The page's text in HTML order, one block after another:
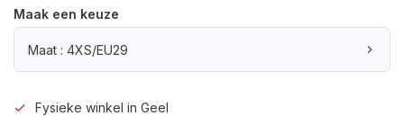
Maak een keuze
Maat : 4XS/EU29
Fysieke winkel in Geel